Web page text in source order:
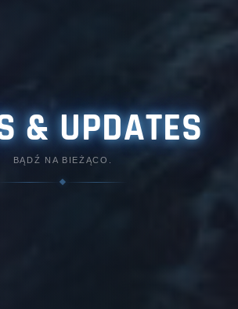
& UPDATES
BĄDŹ NA BIEŻĄCO.